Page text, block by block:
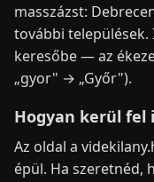
masszázst:
további települések.
keresőbe — az
„gyor" → „Győr").
Hogyan kerül fel
Az oldal a
épül. Ha szeretnéd,